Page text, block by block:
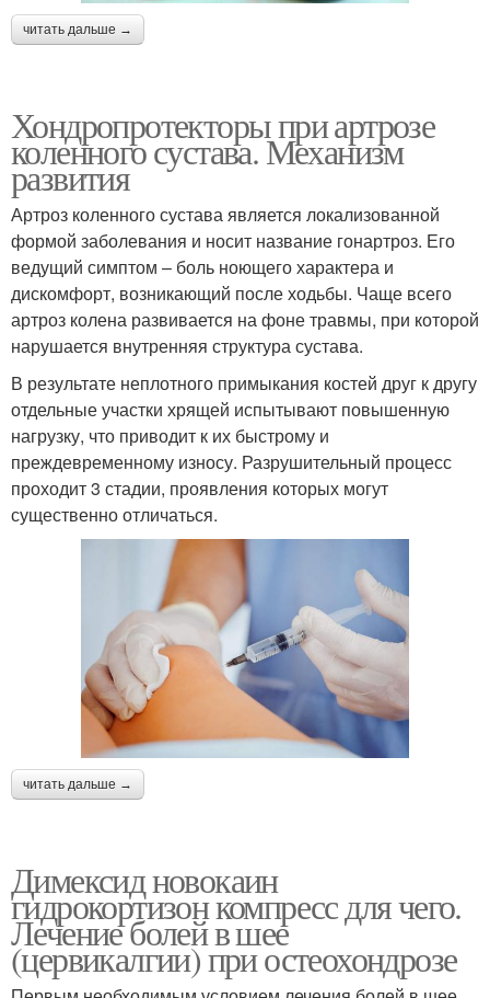
читать дальше →
Хондропротекторы при артрозе
коленного сустава. Механизм
развития
Артроз коленного сустава является локализованной
формой заболевания и носит название гонартроз. Его
ведущий симптом – боль ноющего характера и
дискомфорт, возникающий после ходьбы. Чаще всего
артроз колена развивается на фоне травмы, при которой
нарушается внутренняя структура сустава.
В результате неплотного примыкания костей друг к другу
отдельные участки хрящей испытывают повышенную
нагрузку, что приводит к их быстрому и
преждевременному износу. Разрушительный процесс
проходит 3 стадии, проявления которых могут
существенно отличаться.
читать дальше →
Димексид новокаин
гидрокортизон компресс для чего.
Лечение болей в шее
(цервикалгии) при остеохондрозе